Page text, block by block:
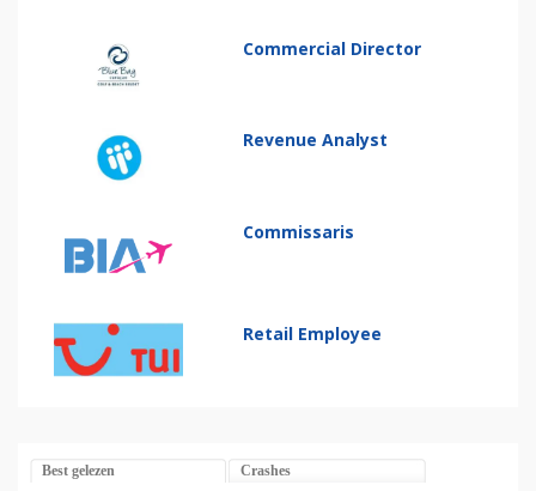
Commercial Director
Revenue Analyst
Commissaris
Retail Employee
Best gelezen Crashes